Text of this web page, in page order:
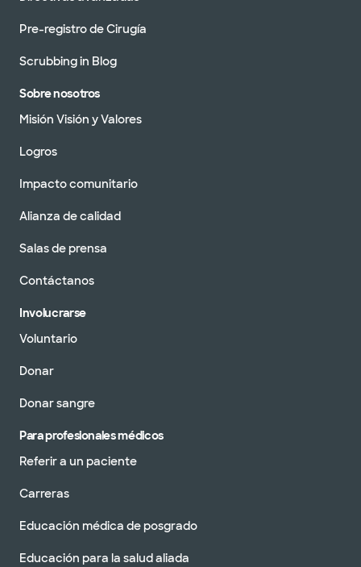
Pre-registro de Cirugía
Scrubbing in Blog
Sobre nosotros
Misión Visión y Valores
Logros
Impacto comunitario
Alianza de calidad
Salas de prensa
Contáctanos
Involucrarse
Voluntario
Donar
Donar sangre
Para profesionales médicos
Referir a un paciente
Carreras
Educación médica de posgrado
Educación para la salud aliada